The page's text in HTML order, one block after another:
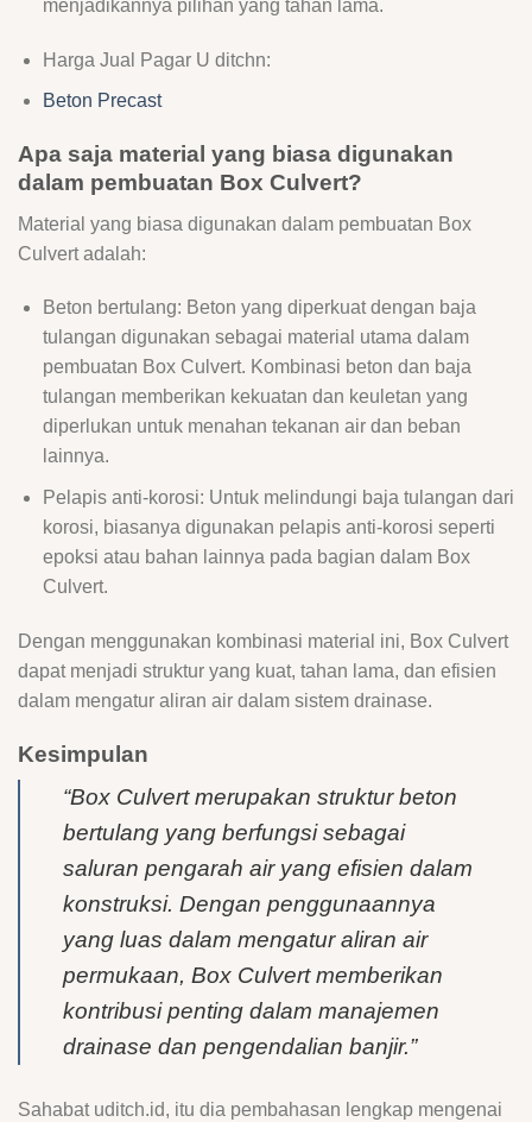
menjadikannya pilihan yang tahan lama.
Harga Jual Pagar U ditchn:
Beton Precast
Apa saja material yang biasa digunakan
dalam pembuatan Box Culvert?
Material yang biasa digunakan dalam pembuatan Box
Culvert adalah:
Beton bertulang: Beton yang diperkuat dengan baja
tulangan digunakan sebagai material utama dalam
pembuatan Box Culvert. Kombinasi beton dan baja
tulangan memberikan kekuatan dan keuletan yang
diperlukan untuk menahan tekanan air dan beban
lainnya.
Pelapis anti-korosi: Untuk melindungi baja tulangan dari
korosi, biasanya digunakan pelapis anti-korosi seperti
epoksi atau bahan lainnya pada bagian dalam Box
Culvert.
Dengan menggunakan kombinasi material ini, Box Culvert
dapat menjadi struktur yang kuat, tahan lama, dan efisien
dalam mengatur aliran air dalam sistem drainase.
Kesimpulan
“Box Culvert merupakan struktur beton
bertulang yang berfungsi sebagai
saluran pengarah air yang efisien dalam
konstruksi. Dengan penggunaannya
yang luas dalam mengatur aliran air
permukaan, Box Culvert memberikan
kontribusi penting dalam manajemen
drainase dan pengendalian banjir.”
Sahabat uditch.id, itu dia pembahasan lengkap mengenai